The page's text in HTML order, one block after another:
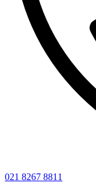
021 8267 8811